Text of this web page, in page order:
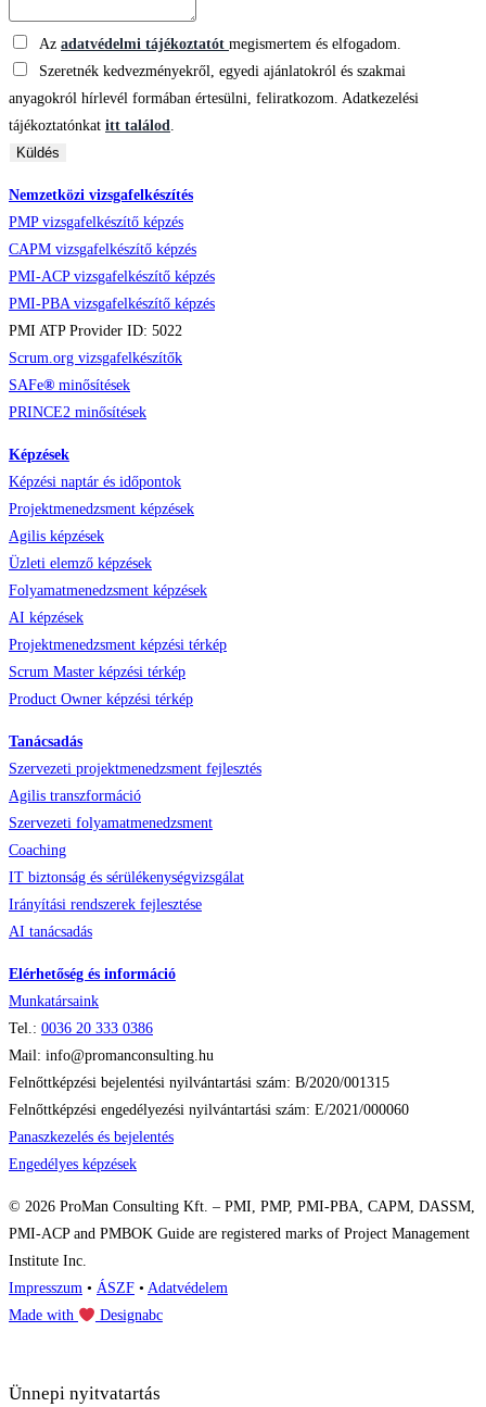
Az adatvédelmi tájékoztatót megismertem és elfogadom.
Szeretnék kedvezményekről, egyedi ajánlatokról és szakmai
anyagokról hírlevél formában értesülni, feliratkozom. Adatkezelési
tájékoztatónkat itt találod.
Küldés
Nemzetközi vizsgafelkészítés
PMP vizsgafelkészítő képzés
CAPM vizsgafelkészítő képzés
PMI-ACP vizsgafelkészítő képzés
PMI-PBA vizsgafelkészítő képzés
PMI ATP Provider ID: 5022
Scrum.org vizsgafelkészítők
SAFe® minősítések
PRINCE2 minősítések
Képzések
Képzési naptár és időpontok
Projektmenedzsment képzések
Agilis képzések
Üzleti elemző képzések
Folyamatmenedzsment képzések
AI képzések
Projektmenedzsment képzési térkép
Scrum Master képzési térkép
Product Owner képzési térkép
Tanácsadás
Szervezeti projektmenedzsment fejlesztés
Agilis transzformáció
Szervezeti folyamatmenedzsment
Coaching
IT biztonság és sérülékenységvizsgálat
Irányítási rendszerek fejlesztése
AI tanácsadás
Elérhetőség és információ
Munkatársaink
Tel.: 0036 20 333 0386
Mail: info@promanconsulting.hu
Felnőttképzési bejelentési nyilvántartási szám: B/2020/001315
Felnőttképzési engedélyezési nyilvántartási szám: E/2021/000060
Panaszkezelés és bejelentés
Engedélyes képzések
© 2026 ProMan Consulting Kft. – PMI, PMP, PMI-PBA, CAPM, DASSM,
PMI-ACP and PMBOK Guide are registered marks of Project Management
Institute Inc.
Impresszum • ÁSZF • Adatvédelem
Made with
Designabc
Ünnepi nyitvatartás